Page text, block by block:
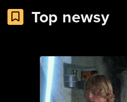
Top newsy